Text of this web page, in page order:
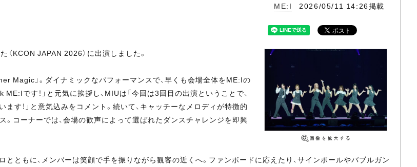
ME:I 2026/05/11 14:26掲載
〈KCON JAPAN 2026〉に出演しました。
Magic」。ダイナミックなパフォーマンスで、早くも会場全体をME:Iの
です！」と元気に挨拶し、MIUは「今回は3回目の出演ということで、
す！」と意気込みをコメント。続いて、キャッチーなメロディが特徴的
。コーナーでは、会場の歓声によって選ばれたダンスチャレンジを即興
ともに、メンバーは笑顔で手を振りながら観客の近くへ。ファンボードに応えたり、サインボールやバブルガン